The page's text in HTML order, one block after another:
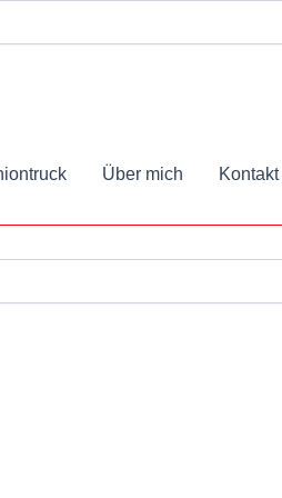
Über mich Kontakt